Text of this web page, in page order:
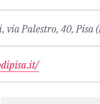
via Palestro, 40, Pisa